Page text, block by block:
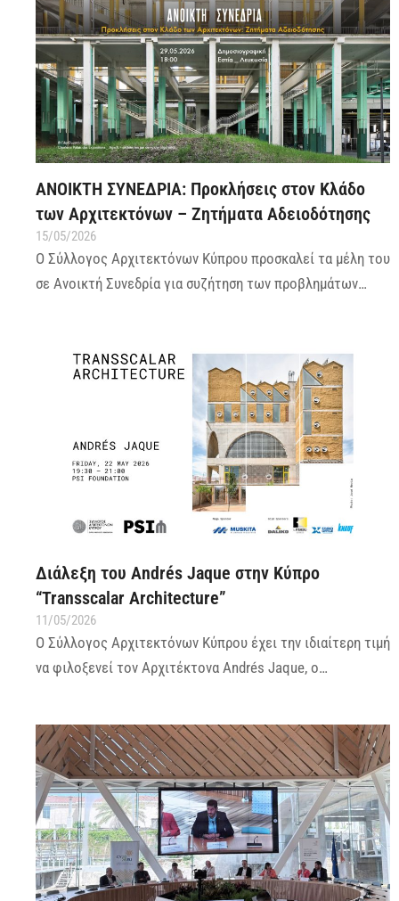
AΝΟΙΚΤΗ ΣΥΝΕΔΡΙΑ: Προκλήσεις στον Κλάδο
των Αρχιτεκτόνων – Ζητήματα Αδειοδότησης
15/05/2026
Ο Σύλλογος Αρχιτεκτόνων Κύπρου προσκαλεί τα μέλη του
σε Ανοικτή Συνεδρία για συζήτηση των προβλημάτων…
Διάλεξη του Andrés Jaque στην Κύπρο
“Transscalar Architecture”
11/05/2026
Ο Σύλλογος Αρχιτεκτόνων Κύπρου έχει την ιδιαίτερη τιμή
να φιλοξενεί τον Αρχιτέκτονα Andrés Jaque, ο…